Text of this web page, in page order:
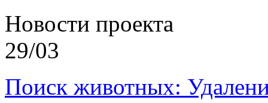
Новости проекта
29/03
Поиск животных: